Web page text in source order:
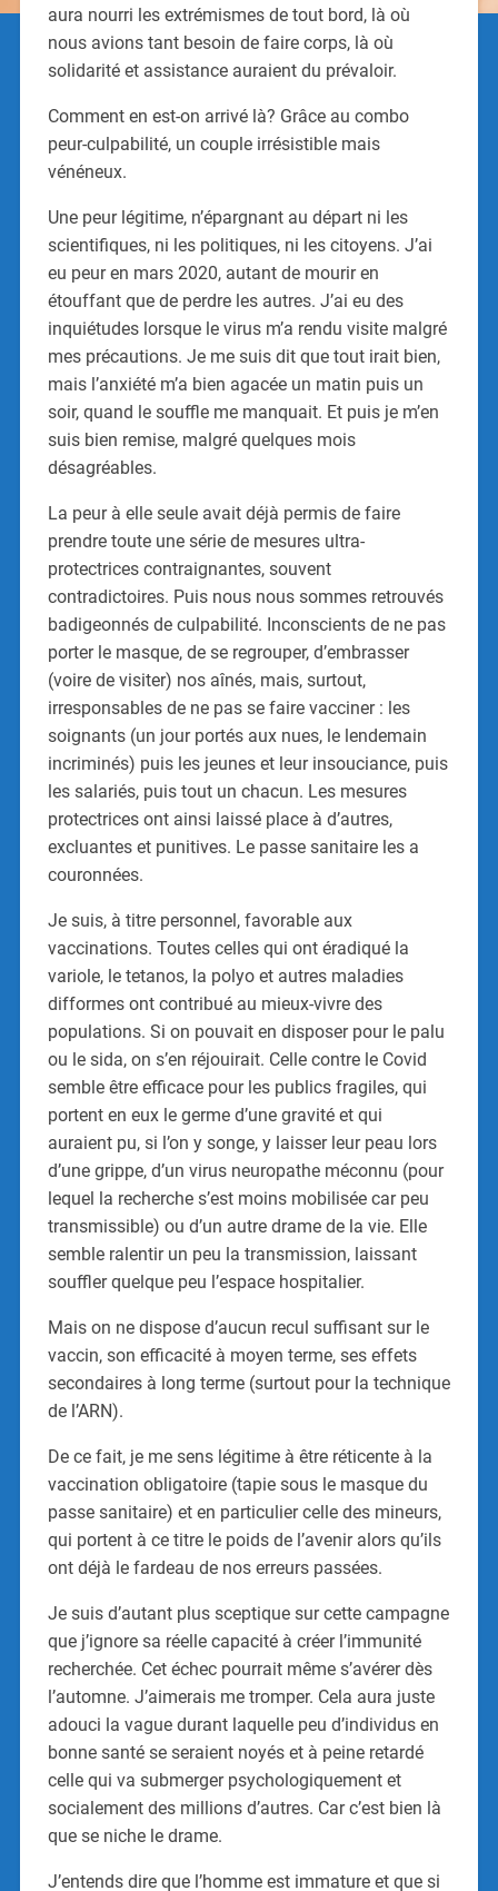
aura nourri les extrémismes de tout bord, là où
nous avions tant besoin de faire corps, là où
solidarité et assistance auraient du prévaloir.
Comment en est-on arrivé là? Grâce au combo
peur-culpabilité, un couple irrésistible mais
vénéneux.
Une peur légitime, n’épargnant au départ ni les
scientifiques, ni les politiques, ni les citoyens. J’ai
eu peur en mars 2020, autant de mourir en
étouffant que de perdre les autres. J’ai eu des
inquiétudes lorsque le virus m’a rendu visite malgré
mes précautions. Je me suis dit que tout irait bien,
mais l’anxiété m’a bien agacée un matin puis un
soir, quand le souffle me manquait. Et puis je m’en
suis bien remise, malgré quelques mois
désagréables.
La peur à elle seule avait déjà permis de faire
prendre toute une série de mesures ultra-
protectrices contraignantes, souvent
contradictoires. Puis nous nous sommes retrouvés
badigeonnés de culpabilité. Inconscients de ne pas
porter le masque, de se regrouper, d’embrasser
(voire de visiter) nos aînés, mais, surtout,
irresponsables de ne pas se faire vacciner : les
soignants (un jour portés aux nues, le lendemain
incriminés) puis les jeunes et leur insouciance, puis
les salariés, puis tout un chacun. Les mesures
protectrices ont ainsi laissé place à d’autres,
excluantes et punitives. Le passe sanitaire les a
couronnées.
Je suis, à titre personnel, favorable aux
vaccinations. Toutes celles qui ont éradiqué la
variole, le tetanos, la polyo et autres maladies
difformes ont contribué au mieux-vivre des
populations. Si on pouvait en disposer pour le palu
ou le sida, on s’en réjouirait. Celle contre le Covid
semble être efficace pour les publics fragiles, qui
portent en eux le germe d’une gravité et qui
auraient pu, si l’on y songe, y laisser leur peau lors
d’une grippe, d’un virus neuropathe méconnu (pour
lequel la recherche s’est moins mobilisée car peu
transmissible) ou d’un autre drame de la vie. Elle
semble ralentir un peu la transmission, laissant
souffler quelque peu l’espace hospitalier.
Mais on ne dispose d’aucun recul suffisant sur le
vaccin, son efficacité à moyen terme, ses effets
secondaires à long terme (surtout pour la technique
de l’ARN).
De ce fait, je me sens légitime à être réticente à la
vaccination obligatoire (tapie sous le masque du
passe sanitaire) et en particulier celle des mineurs,
qui portent à ce titre le poids de l’avenir alors qu’ils
ont déjà le fardeau de nos erreurs passées.
Je suis d’autant plus sceptique sur cette campagne
que j’ignore sa réelle capacité à créer l’immunité
recherchée. Cet échec pourrait même s’avérer dès
l’automne. J’aimerais me tromper. Cela aura juste
adouci la vague durant laquelle peu d’individus en
bonne santé se seraient noyés et à peine retardé
celle qui va submerger psychologiquement et
socialement des millions d’autres. Car c’est bien là
que se niche le drame.
J’entends dire que l’homme est immature et que si